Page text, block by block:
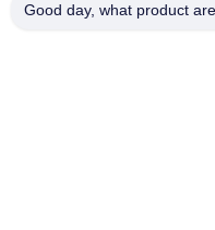
हमसे संपर्क करें
Good day, what product